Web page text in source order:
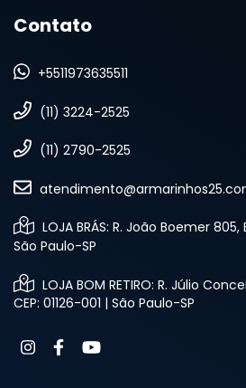
Contato
+5511973635511
(11) 3224-2525
(11) 2790-2525
LOJA BRÁS: R. João Boemer
São Paulo-SP
LOJA BOM RETIRO: R. Júlio
CEP: 01126-001 | São Paulo-SP